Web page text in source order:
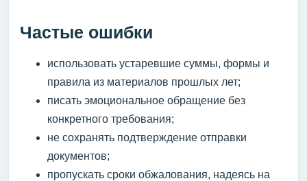
Частые ошибки
использовать устаревшие суммы, формы и
правила из материалов прошлых лет;
писать эмоциональное обращение без
конкретного требования;
не сохранять подтверждение отправки
документов;
пропускать сроки обжалования, надеясь на